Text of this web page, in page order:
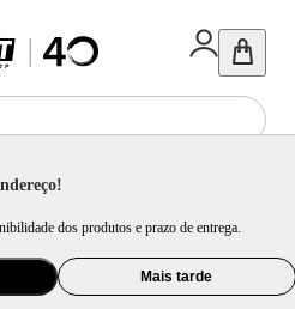
dos produtos e prazo de entrega.
Mais tarde
e Afiador